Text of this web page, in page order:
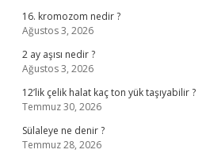
16. kromozom nedir ?
Ağustos 3, 2026
2 ay aşısı nedir ?
Ağustos 3, 2026
12’lik çelik halat kaç ton yük taşıyabilir ?
Temmuz 30, 2026
Sülaleye ne denir ?
Temmuz 28, 2026